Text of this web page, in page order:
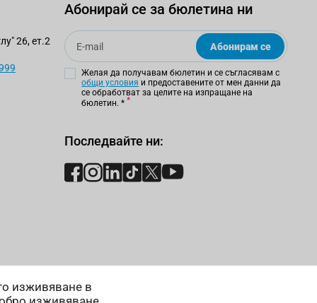
изживяване в
26, ет.2
Абонирай се за бюлетина ни
Email
Абонирам се
Желая да получавам бюлетин и се съгласявам с
общи условия и предоставените от мен данни да
се обработват за целите на изпращане на
бюлетин. *
Последвайте ни: